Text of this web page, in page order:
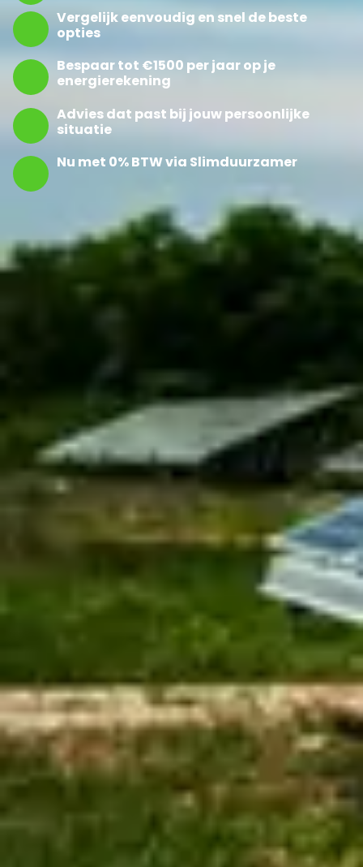
Vergelijk eenvoudig en snel de beste
opties
Bespaar tot €1500 per jaar op je
energierekening
Advies dat past bij jouw persoonlijke
situatie
Nu met 0% BTW via Slimduurzamer